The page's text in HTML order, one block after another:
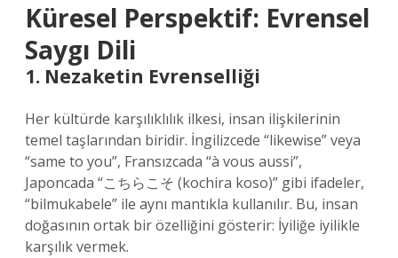
Küresel Perspektif: Evrensel
Saygı Dili
1. Nezaketin Evrenselliği
Her kültürde karşılıklılık ilkesi, insan ilişkilerinin
temel taşlarından biridir. İngilizcede “likewise” veya
“same to you”, Fransızcada “à vous aussi”,
Japoncada “こちらこそ (kochira koso)” gibi ifadeler,
“bilmukabele” ile aynı mantıkla kullanılır. Bu, insan
doğasının ortak bir özelliğini gösterir: İyiliğe iyilikle
karşılık vermek.